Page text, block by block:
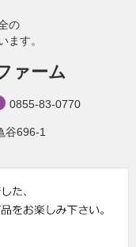
の
ます。
ァーム
0855-83-0770
谷696-1